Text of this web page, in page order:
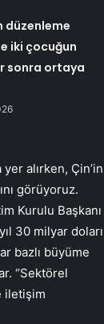
düzenleme
iki çocuğun
sonra ortaya
alırken, Çin’in
görüyoruz.
Kurulu Başkanı
30 milyar doları
bazlı büyüme
“Sektörel
iletişim